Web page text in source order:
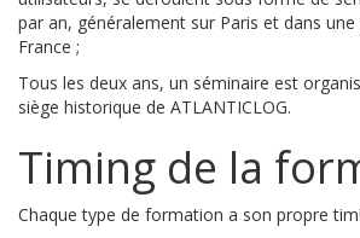
par an, généralement sur Paris et dans une
France ;
Tous les deux ans, un séminaire est
siège historique de ATLANTICLOG.
Timing de la
Chaque type de formation a son propre